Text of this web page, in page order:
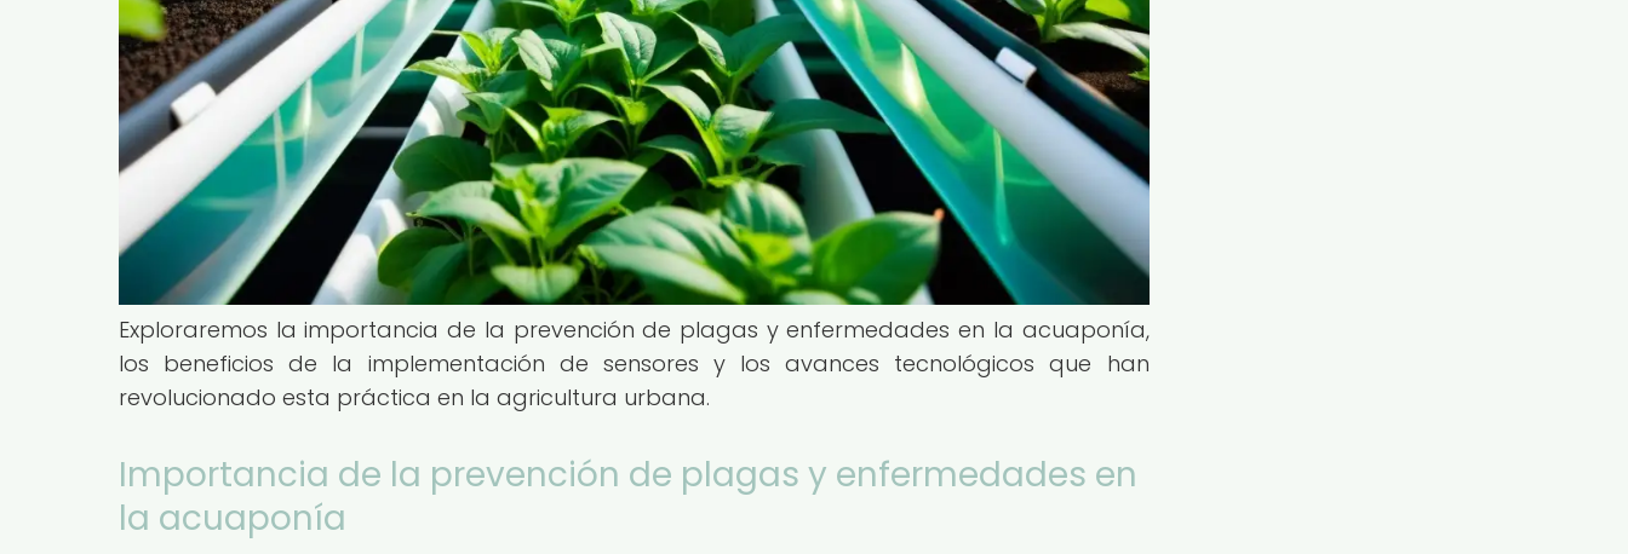
Exploraremos la importancia de la prevención de plagas y enfermedades en la acuaponía,
los beneficios de la implementación de sensores y los avances tecnológicos que han
revolucionado esta práctica en la agricultura urbana.
Importancia de la prevención de plagas y enfermedades en
la acuaponía